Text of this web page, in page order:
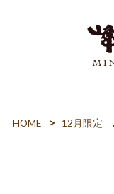
HOME 12月限定 蒲鉾